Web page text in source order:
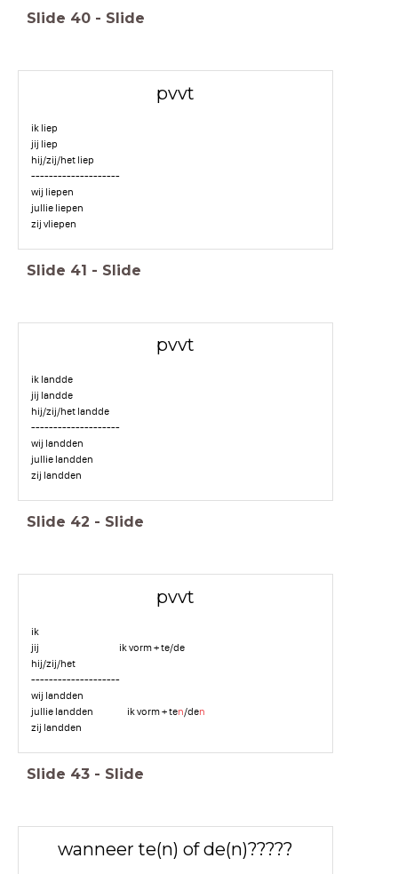
Slide 40 - Slide
pvvt
ik liep
jij liep
hij/zij/het liep
--------------------
wij liepen
jullie liepen
zij vliepen
Slide 41 - Slide
pvvt
ik landde
jij landde
hij/zij/het landde
--------------------
wij landden
jullie landden
zij landden
Slide 42 - Slide
pvvt
ik
jij ik vorm + te/de
hij/zij/het
--------------------
wij landden
jullie landden ik vorm + ten/den
zij landden
Slide 43 - Slide
wanneer te(n) of de(n)?????